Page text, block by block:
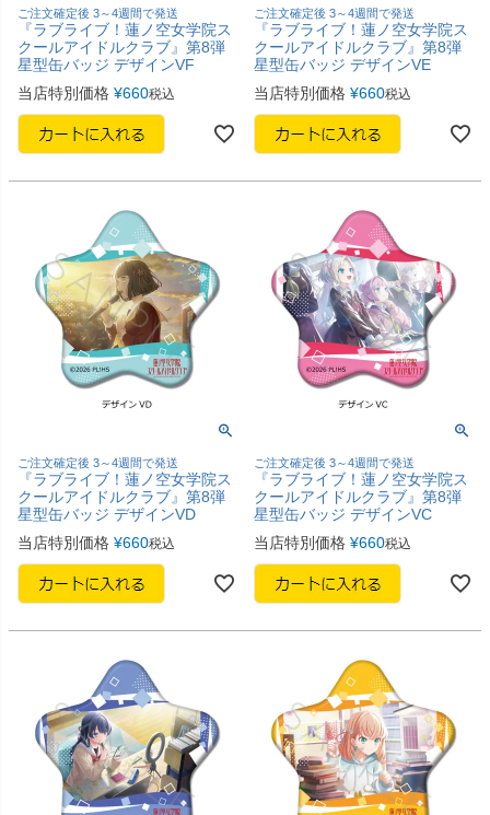
ご注文確定後 3～4週間で発送
『ラブライブ！蓮ノ空女学院ス
クールアイドルクラブ』第8弾
星型缶バッジ デザインVF
当店特別価格 ¥660税込
ご注文確定後 3～4週間で発送
『ラブライブ！蓮ノ空女学院ス
クールアイドルクラブ』第8弾
星型缶バッジ デザインVE
当店特別価格 ¥660税込
ご注文確定後 3～4週間で発送
『ラブライブ！蓮ノ空女学院ス
クールアイドルクラブ』第8弾
星型缶バッジ デザインVD
当店特別価格 ¥660税込
ご注文確定後 3～4週間で発送
『ラブライブ！蓮ノ空女学院ス
クールアイドルクラブ』第8弾
星型缶バッジ デザインVC
当店特別価格 ¥660税込